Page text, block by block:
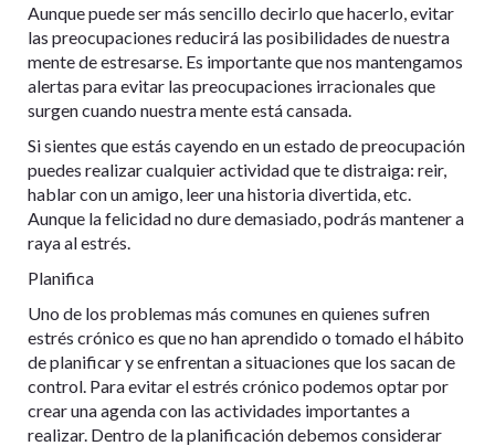
Aunque puede ser más sencillo decirlo que hacerlo, evitar
las preocupaciones reducirá las posibilidades de nuestra
mente de estresarse. Es importante que nos mantengamos
alertas para evitar las preocupaciones irracionales que
surgen cuando nuestra mente está cansada.
Si sientes que estás cayendo en un estado de preocupación
puedes realizar cualquier actividad que te distraiga: reir,
hablar con un amigo, leer una historia divertida, etc.
Aunque la felicidad no dure demasiado, podrás mantener a
raya al estrés.
Planifica
Uno de los problemas más comunes en quienes sufren
estrés crónico es que no han aprendido o tomado el hábito
de planificar y se enfrentan a situaciones que los sacan de
control. Para evitar el estrés crónico podemos optar por
crear una agenda con las actividades importantes a
realizar. Dentro de la planificación debemos considerar